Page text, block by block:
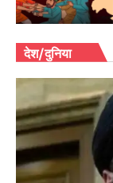
देश/दुनिया